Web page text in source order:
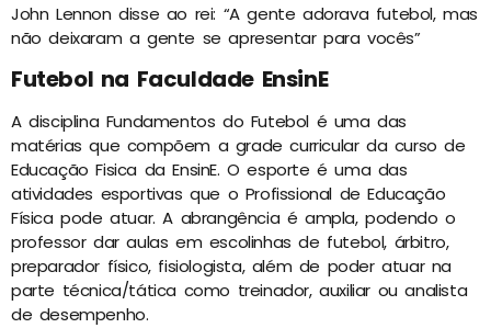
John Lennon disse ao rei: “A gente adorava futebol, mas
não deixaram a gente se apresentar para vocês”
Futebol na Faculdade EnsinE
A disciplina Fundamentos do Futebol é uma das
matérias que compõem a grade curricular da curso de
Educação Fisica da EnsinE. O esporte é uma das
atividades esportivas que o Profissional de Educação
Física pode atuar. A abrangência é ampla, podendo o
professor dar aulas em escolinhas de futebol, árbitro,
preparador físico, fisiologista, além de poder atuar na
parte técnica/tática como treinador, auxiliar ou analista
de desempenho.